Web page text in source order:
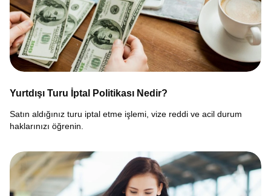
Yurtdışı Turu İptal Politikası Nedir?
Satın aldığınız turu iptal etme işlemi, vize reddi ve acil durum
haklarınızı öğrenin.